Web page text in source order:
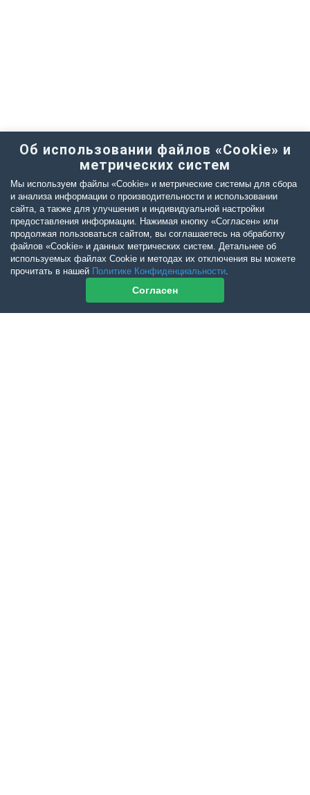
Об использовании файлов «Cookie» и
метрических систем
Мы используем файлы «Cookie» и метрические системы для сбора
и анализа информации о производительности и использовании
сайта, а также для улучшения и индивидуальной настройки
предоставления информации. Нажимая кнопку «Согласен» или
продолжая пользоваться сайтом, вы соглашаетесь на обработку
файлов «Cookie» и данных метрических систем. Детальнее об
используемых файлах Cookie и методах их отключения вы можете
прочитать в нашей Политике Конфиденциальности.
Согласен